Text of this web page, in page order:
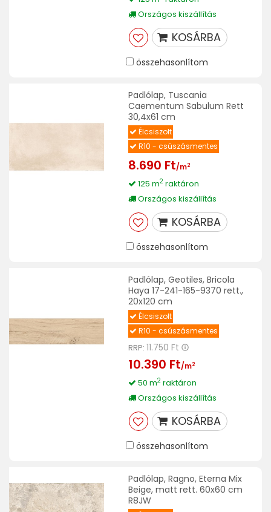
Országos kiszállítás
KOSÁRBA
összehasonlítom
Padlólap, Tuscania
Caementum Sabulum Rett
30,4x61 cm
Élcsiszolt
R10 - csúszásmentes
8.690 Ft/m2
125 m2raktáron
Országos kiszállítás
KOSÁRBA
összehasonlítom
Padlólap, Geotiles, Bricola
Haya 17-241-165-9370 rett.,
20x120 cm
Élcsiszolt
R10 - csúszásmentes
RRP: 11.750 Ft
10.390 Ft/m2
50 m2raktáron
Országos kiszállítás
KOSÁRBA
összehasonlítom
Padlólap, Ragno, Eterna Mix
Beige, matt rett. 60x60 cm
R8JW